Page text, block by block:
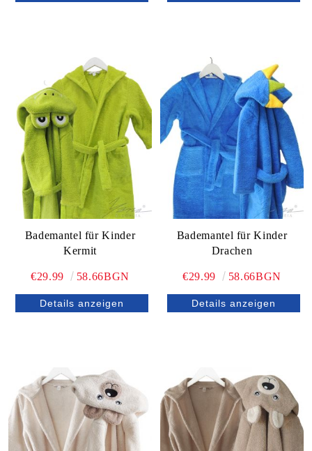
Bademantel für Kinder
Kermit
€29.99 58.66BGN
Details anzeigen
Bademantel für Kinder
Drachen
€29.99 58.66BGN
Details anzeigen